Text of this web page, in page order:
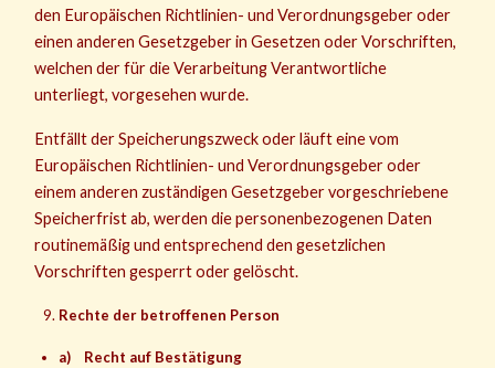
den Europäischen Richtlinien- und Verordnungsgeber oder
einen anderen Gesetzgeber in Gesetzen oder Vorschriften,
welchen der für die Verarbeitung Verantwortliche
unterliegt, vorgesehen wurde.
Entfällt der Speicherungszweck oder läuft eine vom
Europäischen Richtlinien- und Verordnungsgeber oder
einem anderen zuständigen Gesetzgeber vorgeschriebene
Speicherfrist ab, werden die personenbezogenen Daten
routinemäßig und entsprechend den gesetzlichen
Vorschriften gesperrt oder gelöscht.
Rechte der betroffenen Person
a) Recht auf Bestätigung